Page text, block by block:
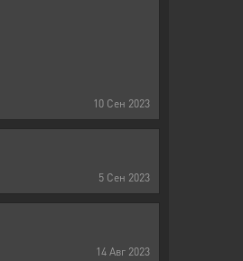
10 Сен 2023
5 Сен 2023
14 Авг 2023